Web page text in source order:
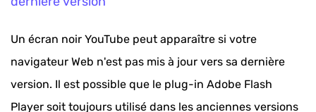
Un écran noir YouTube peut apparaître si votre
navigateur Web n'est pas mis à jour vers sa dernière
version. Il est possible que le plug-in Adobe Flash
Player soit toujours utilisé dans les anciennes versions